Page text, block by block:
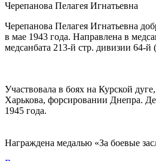
Черепанова Пелагея Игнатьевна
Черепанова Пелагея Игнатьевна
в мае 1943 года. Направлена в
медсанбата 213-й стр. дивизии 64-й
Участвовала в боях на Курской
Харькова, форсировании Днепра.
1945 года.
Награждена медалью «За боевые